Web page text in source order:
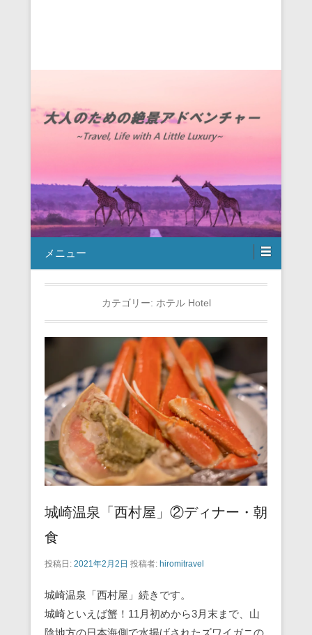
メニュー
カテゴリー: ホテル Hotel
城崎温泉「西村屋」②ディナー・朝
食
投稿日: 2021年2月2日 投稿者: hiromitravel
城崎温泉「西村屋」続きです。
城崎といえば蟹！11月初めから3月末まで、山
陰地方の日本海側で水揚げされたズワイガニの